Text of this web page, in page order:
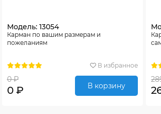
Модель: 13054
Карман по вашим размерам и
пожеланиям
В избранное
0 ₽
0 ₽ В корзину